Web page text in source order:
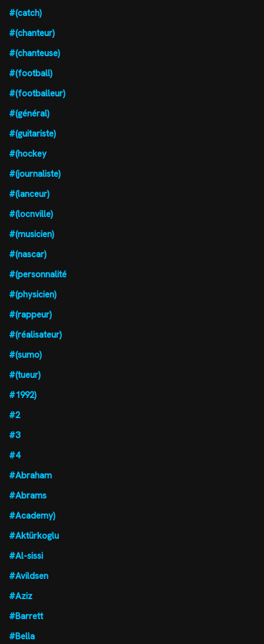
#(catch)
#(chanteur)
#(chanteuse)
#(football)
#(footballeur)
#(général)
#(guitariste)
#(hockey
#(journaliste)
#(lanceur)
#(locnville)
#(musicien)
#(nascar)
#(personnalité
#(physicien)
#(rappeur)
#(réalisateur)
#(sumo)
#(tueur)
#1992)
#2
#3
#4
#Abraham
#Abrams
#Academy)
#Aktürkoglu
#Al-sissi
#Avildsen
#Aziz
#Barrett
#Bella